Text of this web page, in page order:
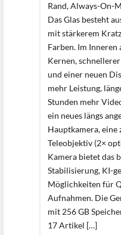
Rand, Always-On-
Das Glas besteht
mit stärkerem
Farben. Im
Kernen,
und einer neuen
mehr Leistung,
Stunden mehr
ein neues längs
Hauptkamera,
Teleobjektiv (2×
Kamera bietet das
Stabilisierung, KI-
Möglichkeiten für
Aufnahmen. Die
mit 256 GB
17 Artikel […]